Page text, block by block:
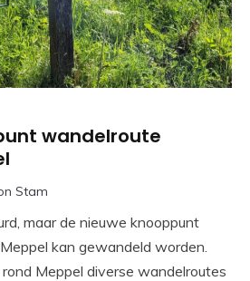
wandelroute
Stam
maar de nieuwe knooppunt
kan gewandeld worden.
Meppel diverse wandelroutes